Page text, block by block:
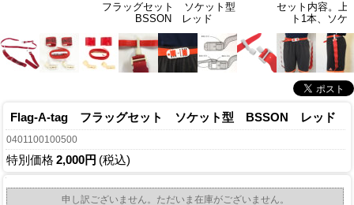
フラッグセット ソケット型
BSSON レッド
セット内容。上
ト1本、ソケ
Flag-A-tag フラッグセット ソケット型 BSSON レッド
0401100100500
特別価格 2,000円 (税込)
申し訳ございません。ただいま在庫がございません。